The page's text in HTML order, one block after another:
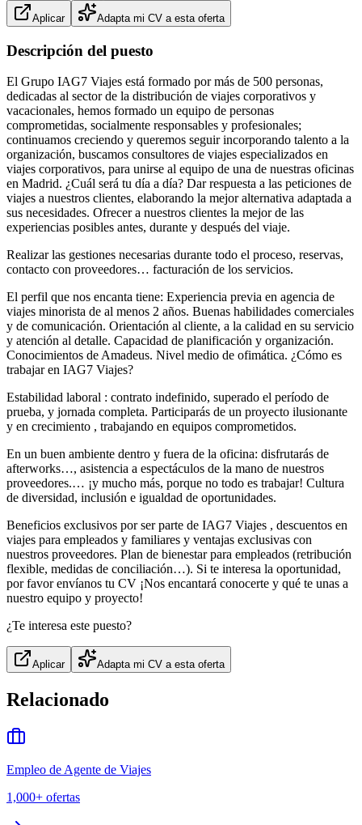
Aplicar Adapta mi CV a esta oferta
Descripción del puesto
El Grupo IAG7 Viajes está formado por más de 500 personas,
dedicadas al sector de la distribución de viajes corporativos y
vacacionales, hemos formado un equipo de personas
comprometidas, socialmente responsables y profesionales;
continuamos creciendo y queremos seguir incorporando talento a la
organización, buscamos consultores de viajes especializados en
viajes corporativos, para unirse al equipo de una de nuestras oficinas
en Madrid. ¿Cuál será tu día a día? Dar respuesta a las peticiones de
viajes a nuestros clientes, elaborando la mejor alternativa adaptada a
sus necesidades. Ofrecer a nuestros clientes la mejor de las
experiencias posibles antes, durante y después del viaje.
Realizar las gestiones necesarias durante todo el proceso, reservas,
contacto con proveedores… facturación de los servicios.
El perfil que nos encanta tiene: Experiencia previa en agencia de
viajes minorista de al menos 2 años. Buenas habilidades comerciales
y de comunicación. Orientación al cliente, a la calidad en su servicio
y atención al detalle. Capacidad de planificación y organización.
Conocimientos de Amadeus. Nivel medio de ofimática. ¿Cómo es
trabajar en IAG7 Viajes?
Estabilidad laboral : contrato indefinido, superado el período de
prueba, y jornada completa. Participarás de un proyecto ilusionante
y en crecimiento , trabajando en equipos comprometidos.
En un buen ambiente dentro y fuera de la oficina: disfrutarás de
afterworks…, asistencia a espectáculos de la mano de nuestros
proveedores.… ¡y mucho más, porque no todo es trabajar! Cultura
de diversidad, inclusión e igualdad de oportunidades.
Beneficios exclusivos por ser parte de IAG7 Viajes , descuentos en
viajes para empleados y familiares y ventajas exclusivas con
nuestros proveedores. Plan de bienestar para empleados (retribución
flexible, medidas de conciliación…). Si te interesa la oportunidad,
por favor envíanos tu CV ¡Nos encantará conocerte y qué te unas a
nuestro equipo y proyecto!
¿Te interesa este puesto?
Aplicar Adapta mi CV a esta oferta
Relacionado
Empleo de Agente de Viajes
1,000+ ofertas